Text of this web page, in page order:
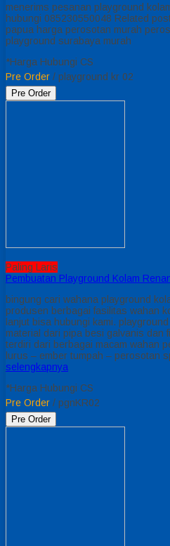
menerims pesanan playground
hubungi 085230550048 Related
papua harga perosotan murah
playground surabaya murah
*Harga Hubungi CS
Pre Order / playground kr 02
Pre Order
Paling Laris
Pembuatan Playground Kolam
bingung cari wahana playground
produsen berbagai fasilitas wahan
lanjut bisa hubungi kami.
material dari pipa besi galvanis dan
terdiri dari berbagai macam wahan
lurus – ember tumpah – perosotan
selengkapnya
*Harga Hubungi CS
Pre Order / pgnKR02
Pre Order